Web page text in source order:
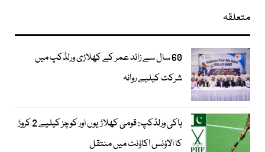
متعلقہ
60 سال سے زائد عمر کے کھلاڑی ورلڈکپ میں
شرکت کیلیے روانہ
ہاکی ورلڈکپ: قومی کھلاڑیوں اور کوچز کیلیے 2 کروڑ
کا الاؤنس اکاؤنٹ میں منتقل